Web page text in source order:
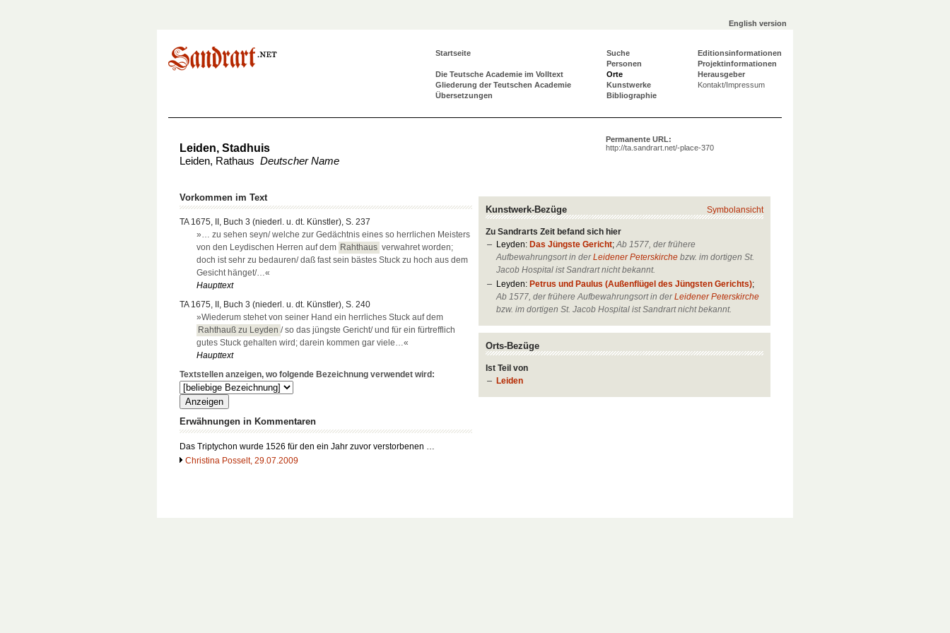
English version
Startseite
Die Teutsche Academie im Volltext
Gliederung der Teutschen Academie
Übersetzungen
Suche
Personen
Orte
Kunstwerke
Bibliographie
Editionsinformationen
Projektinformationen
Herausgeber
Kontakt/Impressum
Permanente URL:
http://ta.sandrart.net/-place-370
Leiden, Stadhuis
Leiden, Rathaus Deutscher Name
Symbolansicht
Kunstwerk-Bezüge
Zu Sandrarts Zeit befand sich hier
Leyden: Das Jüngste Gericht;Ab 1577, der frühere
Aufbewahrungsort in derLeidener Peterskirche bzw. im dortigen St.
Jacob Hospital ist Sandrart nicht bekannt.
Leyden: Petrus und Paulus (Außenflügel des Jüngsten Gerichts);
Ab 1577, der frühere Aufbewahrungsort in derLeidener Peterskirche
bzw. im dortigen St. Jacob Hospital ist Sandrart nicht bekannt.
Orts-Bezüge
Ist Teil von
Leiden
Vorkommen im Text
TA 1675, II, Buch 3 (niederl. u. dt. Künstler), S. 237
»… zu sehen seyn/ welche zur Gedächtnis eines so herrlichen Meisters
von den Leydischen Herren auf dem Rahthaus verwahret worden;
doch ist sehr zu bedauren/ daß fast sein bästes Stuck zu hoch aus dem
Gesicht hänget/…«
Haupttext
TA 1675, II, Buch 3 (niederl. u. dt. Künstler), S. 240
»Wiederum stehet von seiner Hand ein herrliches Stuck auf dem
Rahthauß zu Leyden / so das jüngste Gericht/ und für ein fürtrefflich
gutes Stuck gehalten wird; darein kommen gar viele…«
Haupttext
Textstellen anzeigen, wo folgende Bezeichnung verwendet wird:
Erwähnungen in Kommentaren
Das Triptychon wurde 1526 für den ein Jahr zuvor verstorbenen …
Christina Posselt, 29.07.2009